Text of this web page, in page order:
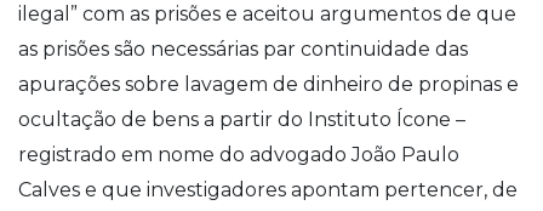
ilegal” com as prisões e aceitou argumentos de que
as prisões são necessárias par continuidade das
apurações sobre lavagem de dinheiro de propinas e
ocultação de bens a partir do Instituto Ícone –
registrado em nome do advogado João Paulo
Calves e que investigadores apontam pertencer, de